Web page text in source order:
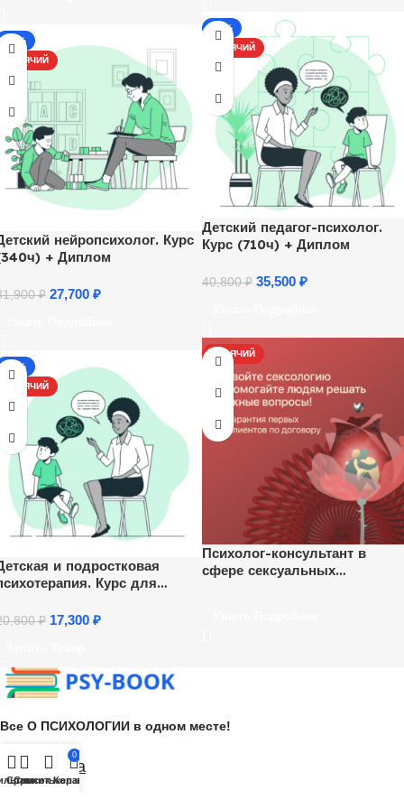
-13%
ГОРЯЧИЙ
Детский педагог-психолог.
Курс (710ч) + Диплом
40,800₽ 35,500 ₽
-13%
ГОРЯЧИЙ
нейропсихолог. Курс
+ Диплом
₽ 27,700 ₽
ГОРЯЧИЙ
Психолог-консультант в
сфере сексуальных
-17%
ГОРЯЧИЙ
и подростковая
Курс для
₽ 17,300 ₽
Все О ПСИХОЛОГИИ в одном месте!
Поддержка
Сравнить
Список желаний
0
Корзина